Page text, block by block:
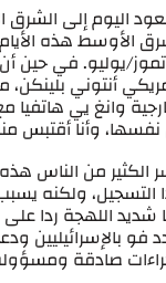
اليوم إلى الشرق
الأوسط هذه
31 تموز/يوليو. في حين
أنتوني
وانغ يي
وأنا أقتبس
الكثير من الناس
التسجيل، ولكنه
فو بالإسرائيليين
صادقة